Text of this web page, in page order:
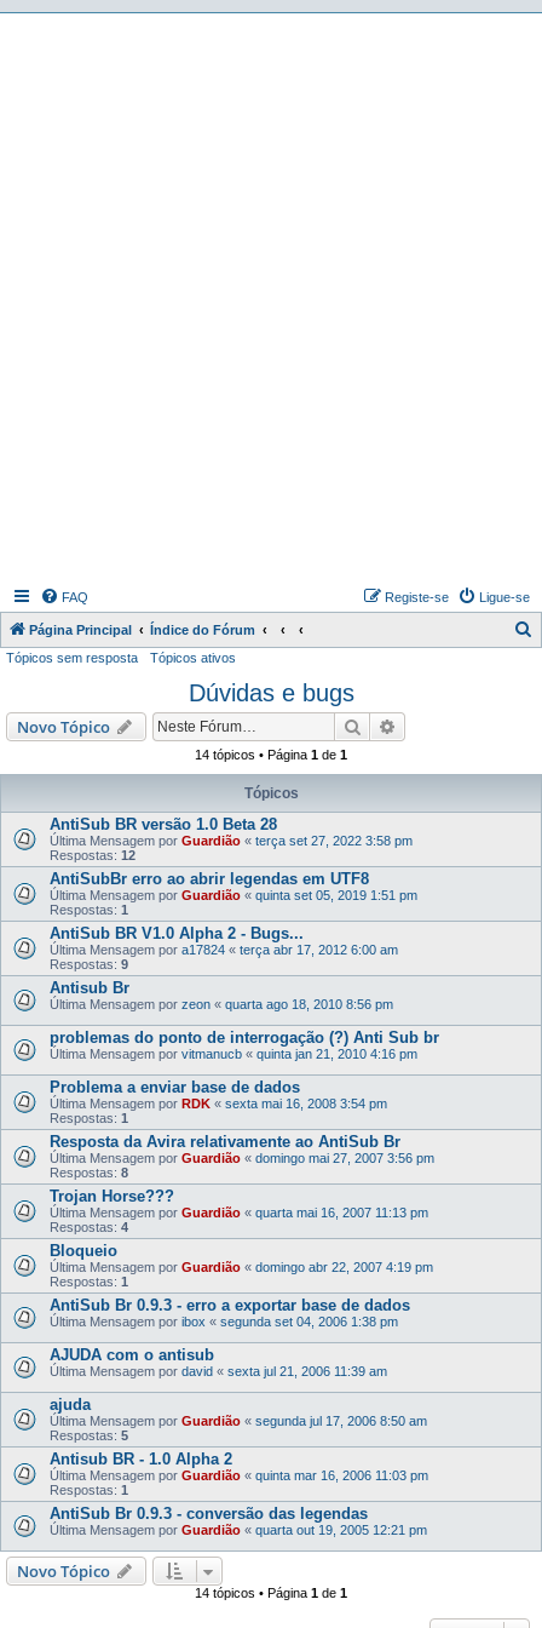
FAQ Ligue-se
Registe-se
Página Principal Índice do Fórum
i
Tópicos sem resposta Tópicos ativos
Dúvidas e bugs
Novo Tópico Pesquisar
14 tópicos • Página 1 de 1
Tópicos
AntiSub BR versão 1.0 Beta 28
Última Mensagem por Guardião « terça set 27, 2022 3:58 pm
Respostas: 12
AntiSubBr erro ao abrir legendas em UTF8
Última Mensagem por Guardião « quinta set 05, 2019 1:51 pm
Respostas: 1
AntiSub BR V1.0 Alpha 2 - Bugs...
Última Mensagem por a17824 « terça abr 17, 2012 6:00 am
Respostas: 9
Antisub Br
Última Mensagem por zeon « quarta ago 18, 2010 8:56 pm
problemas do ponto de interrogação (?) Anti Sub br
Última Mensagem por vitmanucb « quinta jan 21, 2010 4:16 pm
Problema a enviar base de dados
Última Mensagem por RDK « sexta mai 16, 2008 3:54 pm
Respostas: 1
Resposta da Avira relativamente ao AntiSub Br
Última Mensagem por Guardião « domingo mai 27, 2007 3:56 pm
Respostas: 8
Trojan Horse???
Última Mensagem por Guardião « quarta mai 16, 2007 11:13 pm
Respostas: 4
Bloqueio
Última Mensagem por Guardião « domingo abr 22, 2007 4:19 pm
Respostas: 1
AntiSub Br 0.9.3 - erro a exportar base de dados
Última Mensagem por ibox « segunda set 04, 2006 1:38 pm
AJUDA com o antisub
Última Mensagem por david « sexta jul 21, 2006 11:39 am
ajuda
Última Mensagem por Guardião « segunda jul 17, 2006 8:50 am
Respostas: 5
Antisub BR - 1.0 Alpha 2
Última Mensagem por Guardião « quinta mar 16, 2006 11:03 pm
Respostas: 1
AntiSub Br 0.9.3 - conversão das legendas
Última Mensagem por Guardião « quarta out 19, 2005 12:21 pm
Novo Tópico
14 tópicos • Página 1 de 1